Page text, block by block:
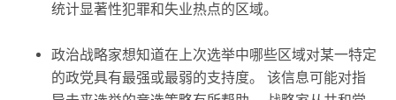
统计显著性犯罪和失业热点的区域。
政治战略家想知道在上次选举中哪些区域对某一特定
的政党具有最强或最弱的支持度。 该信息可能对指